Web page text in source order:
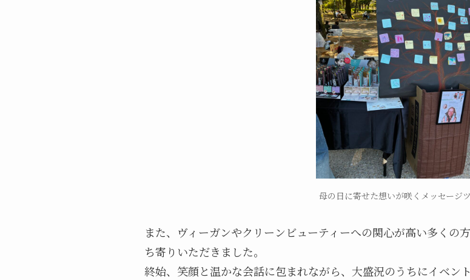
母の日に寄せた想いが咲くメッセージツ
また、ヴィーガンやクリーンビューティーへの関心が高い多く
ち寄りいただきました。
終始、笑顔と温かな会話に包まれながら、大盛況のうちにイベン